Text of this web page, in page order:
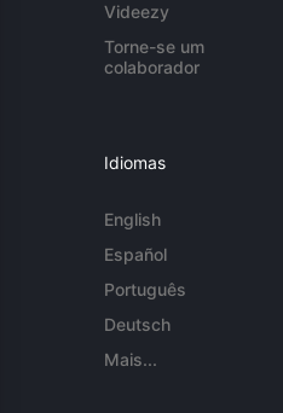
Videezy
Torne-se um
colaborador
Idiomas
English
Español
Português
Deutsch
Mais...